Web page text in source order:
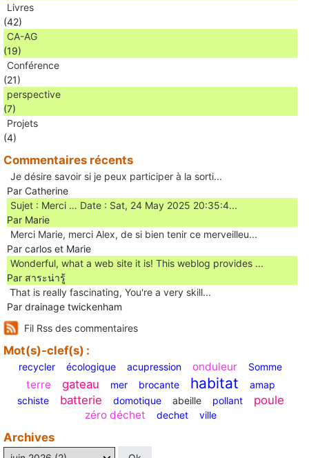
Livres
(42)
CA-AG
(19)
Conférence
(21)
perspective
(7)
Projets
(4)
Commentaires récents
Je désire savoir si je peux participer à la sorti...
Par Catherine
Sujet : Merci … Date : Sat, 24 May 2025 20:35:4...
Par Marie
Merci Marie, merci Alex, de si bien tenir ce merveilleu...
Par carlos et Marie
Wonderful, what a web site it is! This weblog provides ...
Par สาระน่ารู้
Ꭲhat is really fascinating, You'rе a very skill...
Par drainage twickenham
Fil Rss des commentaires
Mot(s)-clef(s) :
recycler écologique acupression onduleur Somme
terre gateau mer brocante habitat
amap
schiste
batterie domotique abeille pollant poule
zéro déchet dechet ville
Archives